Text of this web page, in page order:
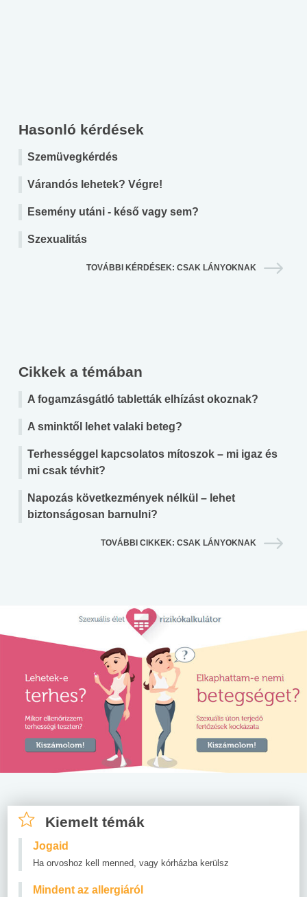
Hasonló kérdések
Szemüvegkérdés
Várandós lehetek? Végre!
Esemény utáni - késő vagy sem?
Szexualitás
TOVÁBBI KÉRDÉSEK: CSAK LÁNYOKNAK
Cikkek a témában
A fogamzásgátló tabletták elhízást okoznak?
A sminktől lehet valaki beteg?
Terhességgel kapcsolatos mítoszok – mi igaz és
mi csak tévhit?
Napozás következmények nélkül – lehet
biztonságosan barnulni?
TOVÁBBI CIKKEK: CSAK LÁNYOKNAK
Kiemelt témák
Jogaid
Ha orvoshoz kell menned, vagy kórházba kerülsz
Mindent az allergiáról